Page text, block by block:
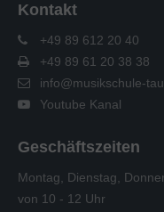
Kontakt
+49 89 612 20 40
+49 89 61 20 38 38
info@musikschule-
Youtube Kanal
Geschäftszeiten
Montag, Dienstag,
von 10 - 12 Uhr